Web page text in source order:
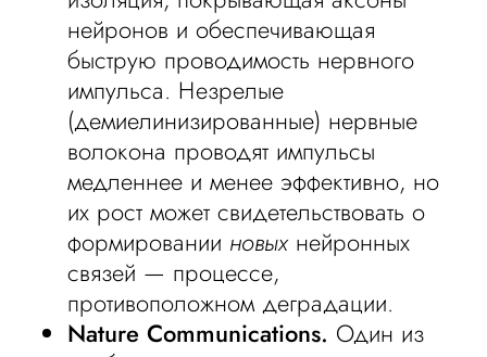
нейронов и обеспечивающая
быструю проводимость нервного
импульса. Незрелые
(демиелинизированные) нервные
волокона проводят импульсы
медленнее и менее эффективно, но
их рост может свидетельствовать о
формировании новыхнейронных
связей — процессе,
противоположном деградации.
Nature Communications. Один из